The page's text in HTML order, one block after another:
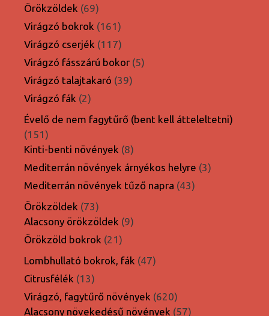
termék
Örökzöldek 6969
termék
Virágzó bokrok 161161
termék
Virágzó cserjék 117117
termék
Virágzó fásszárú bokor 55
Virágzó talajtakaró 3939
Virágzó fák 22
termék
Évelő de nem fagytűrő (bent kell átteleltetni)
151151
termék
Kinti-benti növények 88
termék
Mediterrán növények árnyékos helyre 33
Mediterrán növények tűző napra 4343
Örökzöldek 7373
termék
Alacsony örökzöldek 99
Örökzöld bokrok 2121
termék
Lombhullató bokrok, fák 4747
Citrusfélék 1313
termék
Virágzó, fagytűrő növények 620620
termék
Alacsony növekedésű növények 5757